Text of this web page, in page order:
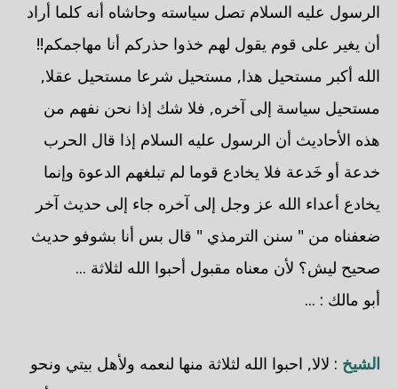
الرسول عليه السلام تصل سياسته وحاشاه أنه كلما أراد
أن يغير على قوم يقول لهم خذوا حذركم أنا مهاجمكم!!
الله أكبر مستحيل هذا, مستحيل شرعا مستحيل عقلا,
مستحيل سياسة إلى آخره, فلا شك إذا نحن نفهم من
هذه الأحاديث أن الرسول عليه السلام إذا قال الحرب
خدعة أو خَدعة فلا يخادع قوما لم تبلغهم الدعوة وإنما
يخادع أعداء الله عز وجل إلى آخره جاء إلى حديث آخر
ضعفناه من " سنن الترمذي " قال بس أنا بشوفو حديث
صحيح ليش؟ لأن معناه مقبول أحبوا الله لثلاثة ...
أبو مالك : ...
الشيخ : لالا, احبوا الله لثلاثة منها لنعمه ولأهل بيتي ونحو